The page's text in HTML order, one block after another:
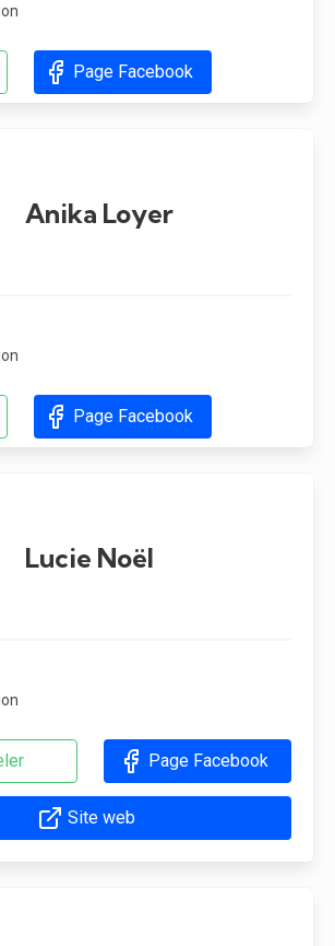
Page Facebook
Anika Loyer
Page Facebook
Lucie Noël
Page Facebook
Site web